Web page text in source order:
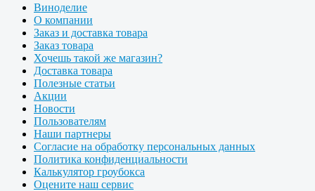
Виноделие
О компании
Заказ и доставка товара
Заказ товара
Хочешь такой же магазин?
Доставка товара
Полезные статьи
Акции
Новости
Пользователям
Наши партнеры
Согласие на обработку персональных данных
Политика конфиденциальности
Калькулятор гроубокса
Оцените наш сервис